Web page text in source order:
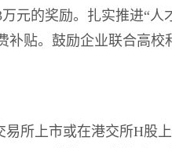
元的奖励。扎实推进“人
补贴。鼓励企业联合高
所上市或在港交所H股